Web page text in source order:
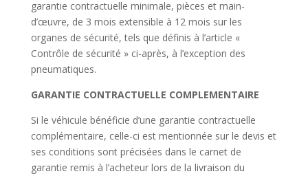
garantie contractuelle minimale, pièces et main-
d’œuvre, de 3 mois extensible à 12 mois sur les
organes de sécurité, tels que définis à l’article «
Contrôle de sécurité » ci-après, à l’exception des
pneumatiques.
GARANTIE CONTRACTUELLE COMPLEMENTAIRE
Si le véhicule bénéficie d’une garantie contractuelle
complémentaire, celle-ci est mentionnée sur le devis et
ses conditions sont précisées dans le carnet de
garantie remis à l’acheteur lors de la livraison du